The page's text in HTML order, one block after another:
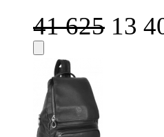
41 625 13